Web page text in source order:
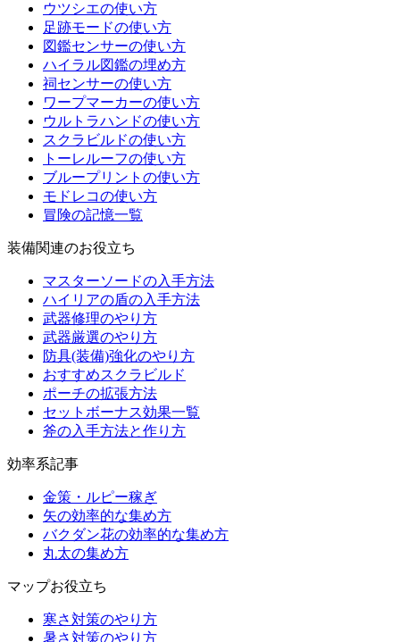
ウツシエの使い方
足跡モードの使い方
図鑑センサーの使い方
ハイラル図鑑の埋め方
祠センサーの使い方
ワープマーカーの使い方
ウルトラハンドの使い方
スクラビルドの使い方
トーレルーフの使い方
ブループリントの使い方
モドレコの使い方
冒険の記憶一覧
装備関連のお役立ち
マスターソードの入手方法
ハイリアの盾の入手方法
武器修理のやり方
武器厳選のやり方
防具(装備)強化のやり方
おすすめスクラビルド
ポーチの拡張方法
セットボーナス効果一覧
斧の入手方法と作り方
効率系記事
金策・ルピー稼ぎ
矢の効率的な集め方
バクダン花の効率的な集め方
丸太の集め方
マップお役立ち
寒さ対策のやり方
暑さ対策のやり方